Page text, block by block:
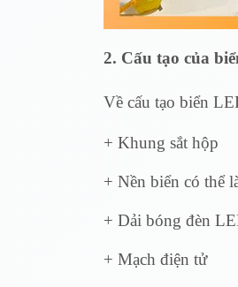
2. Cấu tạo của
Về cấu tạo biển
+ Khung sắt hộp
+ Nền biển có thể
+ Dải bóng đèn
+ Mạch điện tử